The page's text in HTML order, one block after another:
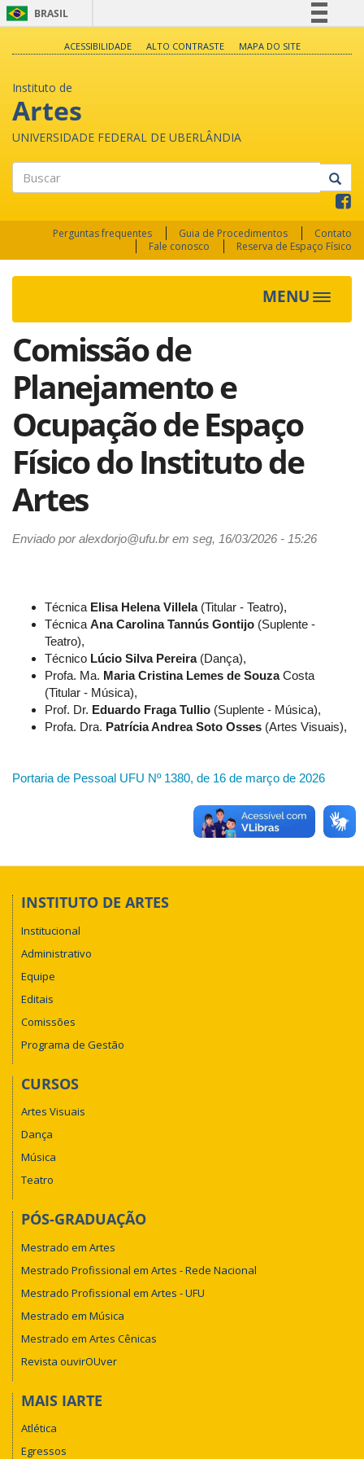
BRASIL
Legislação
Canais
ACESSIBILIDADE ALTO CONTRASTE MAPA DO SITE
Instituto de
Artes
UNIVERSIDADE FEDERAL DE UBERLÂNDIA
Perguntas frequentes Guia de Procedimentos
Contato
Fale conosco
Reserva de Espaço Físico
MENU
Toggle
Comissão de
Planejamento e
Ocupação de Espaço
Físico do Instituto de
Artes
Enviado poralexdorjo@ufu.brem seg, 16/03/2026 - 15:26
Técnica Elisa Helena Villela(Titular - Teatro),
Técnica Ana Carolina Tannús Gontijo (Suplente -
Teatro),
Técnico Lúcio Silva Pereira(Dança),
Profa. Ma. Maria Cristina Lemes de SouzaCosta
(Titular - Música),
Prof. Dr. Eduardo Fraga Tullio (Suplente - Música),
Profa. Dra. Patrícia Andrea Soto Osses (Artes Visuais),
Portaria de Pessoal UFU Nº 1380, de 16 de março de 2026
INSTITUTO DE ARTES
Institucional
Administrativo
Equipe
Editais
Comissões
Programa de Gestão
CURSOS
Artes Visuais
Dança
Música
Teatro
PÓS-GRADUAÇÃO
Mestrado em Artes
Mestrado Profissional em Artes - Rede Nacional
Mestrado Profissional em Artes - UFU
Mestrado em Música
Mestrado em Artes Cênicas
Revista ouvirOUver
MAIS IARTE
Atlética
Egressos